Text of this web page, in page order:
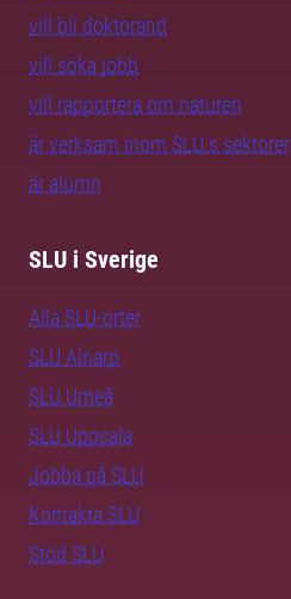
vill bli doktorand
vill söka jobb
vill rapportera om naturen
är verksam inom SLU:s sektorer
är alumn
SLU i Sverige
Alla SLU-orter
SLU Alnarp
SLU Umeå
SLU Uppsala
Jobba på SLU
Kontakta SLU
Stöd SLU